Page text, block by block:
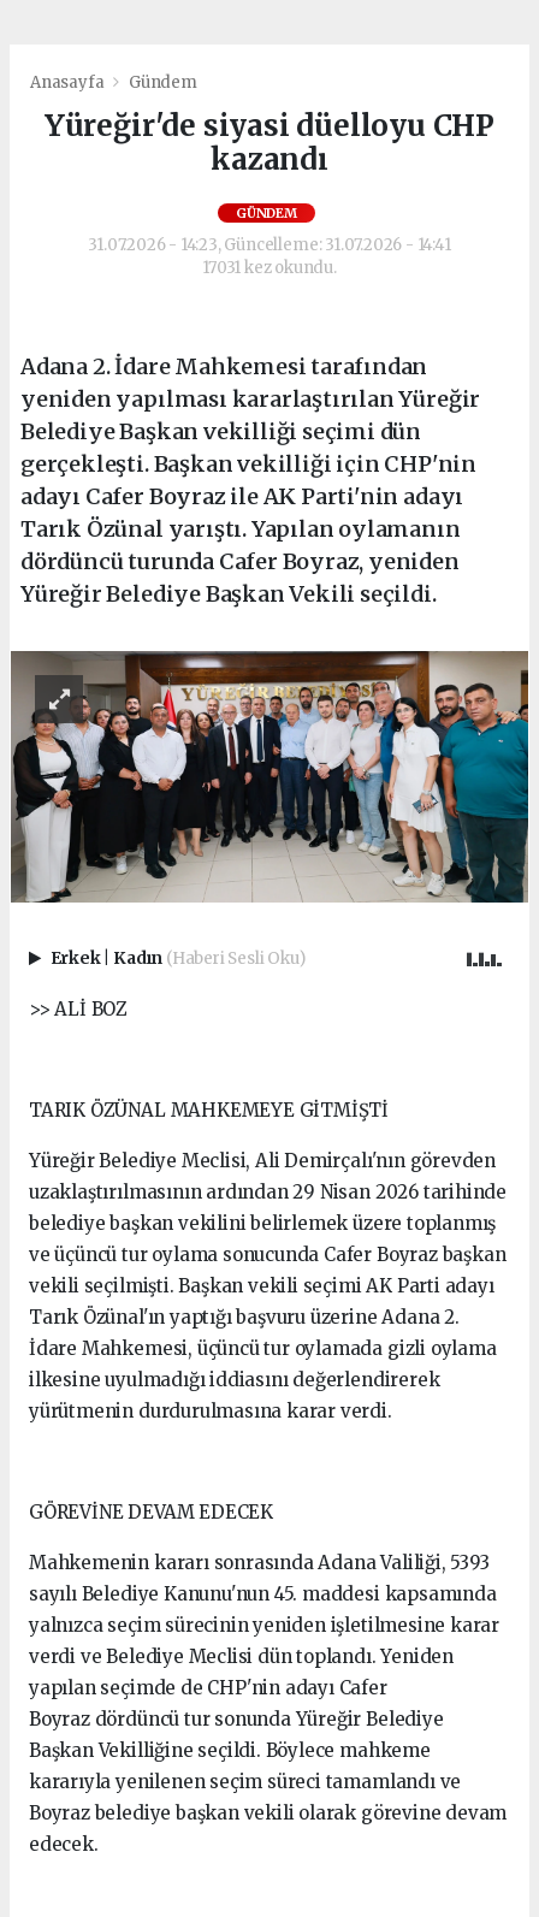
Anasayfa Gündem
Yüreğir'de siyasi düelloyu CHP
kazandı
GÜNDEM
31.07.2026 - 14:23, Güncelleme: 31.07.2026 - 14:41
17031 kez okundu.
Adana 2. İdare Mahkemesi tarafından
yeniden yapılması kararlaştırılan Yüreğir
Belediye Başkan vekilliği seçimi dün
gerçekleşti. Başkan vekilliği için CHP'nin
adayı Cafer Boyraz ile AK Parti'nin adayı
Tarık Özünal yarıştı. Yapılan oylamanın
dördüncü turunda Cafer Boyraz, yeniden
Yüreğir Belediye Başkan Vekili seçildi.
Erkek Kadın (Haberi Sesli Oku)
>> ALİ BOZ
TARIK ÖZÜNAL MAHKEMEYE GİTMİŞTİ
Yüreğir Belediye Meclisi, Ali Demirçalı'nın görevden
uzaklaştırılmasının ardından 29 Nisan 2026 tarihinde
belediye başkan vekilini belirlemek üzere toplanmış
ve üçüncü tur oylama sonucunda Cafer Boyraz başkan
vekili seçilmişti. Başkan vekili seçimi AK Parti adayı
Tarık Özünal'ın yaptığı başvuru üzerine Adana 2.
İdare Mahkemesi, üçüncü tur oylamada gizli oylama
ilkesine uyulmadığı iddiasını değerlendirerek
yürütmenin durdurulmasına karar verdi.
GÖREVİNE DEVAM EDECEK
Mahkemenin kararı sonrasında Adana Valiliği, 5393
sayılı Belediye Kanunu'nun 45. maddesi kapsamında
yalnızca seçim sürecinin yeniden işletilmesine karar
verdi ve Belediye Meclisi dün toplandı. Yeniden
yapılan seçimde de CHP'nin adayı Cafer
Boyraz dördüncü tur sonunda Yüreğir Belediye
Başkan Vekilliğine seçildi. Böylece mahkeme
kararıyla yenilenen seçim süreci tamamlandı ve
Boyraz belediye başkan vekili olarak görevine devam
edecek.